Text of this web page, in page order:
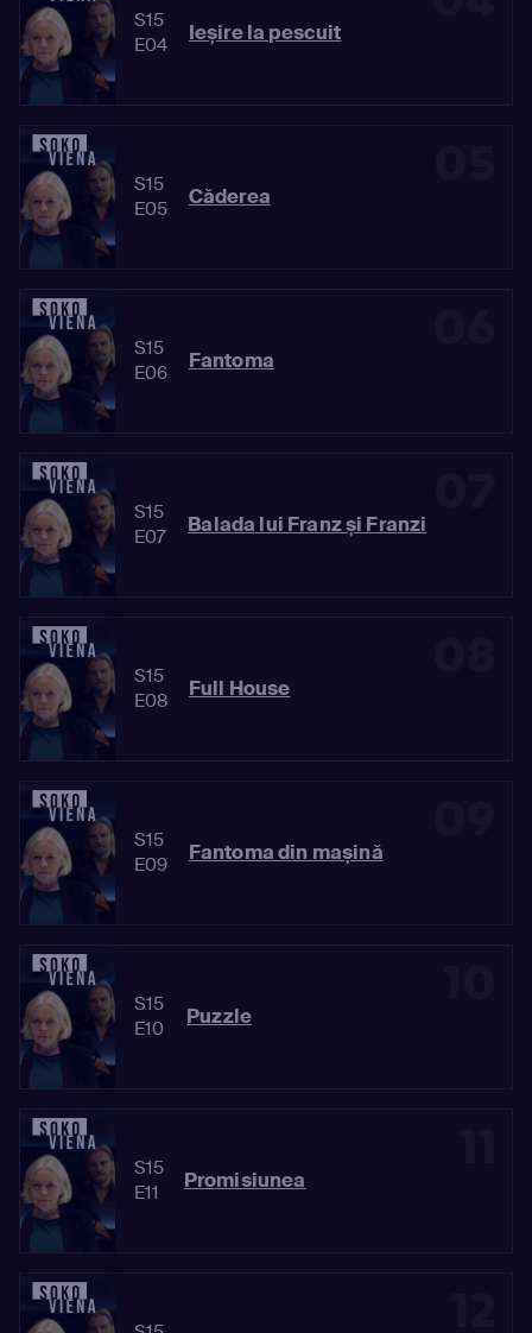
S15
E04
Ieșire la pescuit
S15
E05
Căderea
S15
E06
Fantoma
S15
E07
Balada lui Franz și Franzi
S15
E08
Full House
S15
E09
Fantoma din mașină
S15
E10
Puzzle
S15
E11
Promisiunea